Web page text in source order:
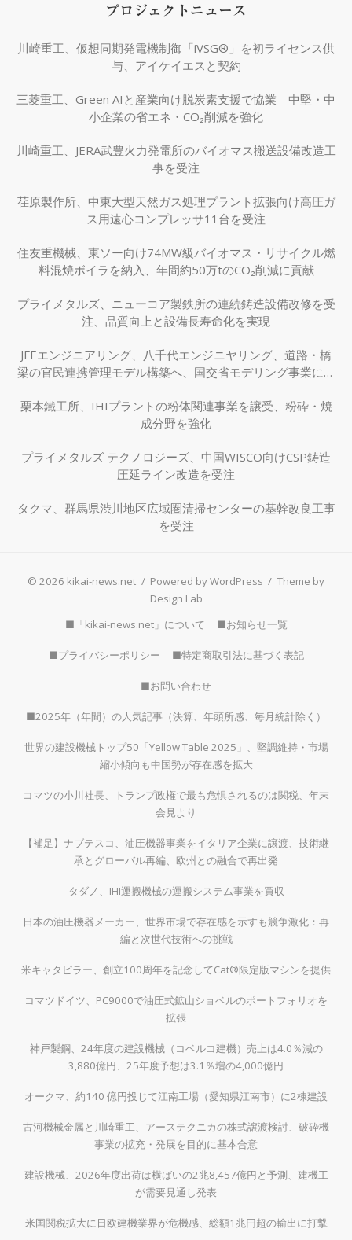
プロジェクトニュース
川崎重工、仮想同期発電機制御「iVSG®」を初ライセンス供
与、アイケイエスと契約
三菱重工、Green AIと産業向け脱炭素支援で協業 中堅・中
小企業の省エネ・CO₂削減を強化
川崎重工、JERA武豊火力発電所のバイオマス搬送設備改造工
事を受注
荏原製作所、中東大型天然ガス処理プラント拡張向け高圧ガ
ス用遠心コンプレッサ11台を受注
住友重機械、東ソー向け74MW級バイオマス・リサイクル燃
料混焼ボイラを納入、年間約50万tのCO₂削減に貢献
プライメタルズ、ニューコア製鉄所の連続鋳造設備改修を受
注、品質向上と設備長寿命化を実現
JFEエンジニアリング、八千代エンジニヤリング、道路・橋
梁の官民連携管理モデル構築へ、国交省モデリング事業に採
栗本鐵工所、IHIプラントの粉体関連事業を譲受、粉砕・焼
成分野を強化
プライメタルズ テクノロジーズ、中国WISCO向けCSP鋳造
圧延ライン改造を受注
タクマ、群馬県渋川地区広域圏清掃センターの基幹改良工事
を受注
© 2026 kikai-news.net / Powered by WordPress / Theme by
Design Lab
■「kikai-news.net」について
■お知らせ一覧
■プライバシーポリシー ■特定商取引法に基づく表記
■お問い合わせ
■2025年（年間）の人気記事（決算、年頭所感、毎月統計除く）
世界の建設機械トップ50「Yellow Table 2025」、堅調維持・市場
縮小傾向も中国勢が存在感を拡大
コマツの小川社長、トランプ政権で最も危惧されるのは関税、年末
会見より
【補足】ナブテスコ、油圧機器事業をイタリア企業に譲渡、技術継
承とグローバル再編、欧州との融合で再出発
タダノ、IHI運搬機械の運搬システム事業を買収
日本の油圧機器メーカー、世界市場で存在感を示すも競争激化：再
編と次世代技術への挑戦
米キャタピラー、創立100周年を記念してCat®限定版マシンを提供
コマツドイツ、PC9000で油圧式鉱山ショベルのポートフォリオを
拡張
神戸製鋼、24年度の建設機械（コベルコ建機）売上は4.0％減の
3,880億円、25年度予想は3.1％増の4,000億円
オークマ、約140 億円投じて江南工場（愛知県江南市）に2棟建設
古河機械金属と川崎重工、アーステクニカの株式譲渡検討、破砕機
事業の拡充・発展を目的に基本合意
建設機械、2026年度出荷は横ばいの2兆8,457億円と予測、建機工
が需要見通し発表
米国関税拡大に日欧建機業界が危機感、総額1兆円超の輸出に打撃